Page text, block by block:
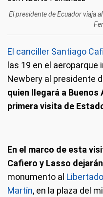
El presidente de Ecuador viaja
El canciller Santiago
las 19 en el
Newbery al presidente
quien llegará a Buenos
primera visita de
En el marco de esta
Cafiero y Lasso
monumento al
Martín, en la plaza del